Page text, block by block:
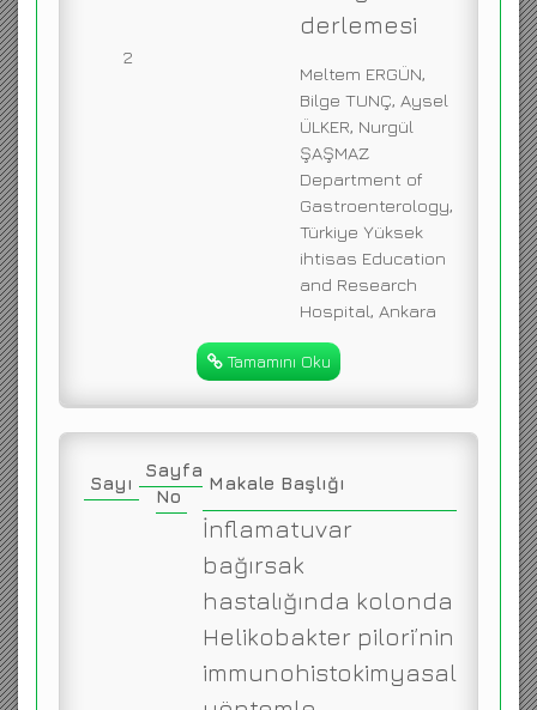
2
derlemesi
Meltem ERGÜN,
Bilge TUNÇ, Aysel
ÜLKER, Nurgül
ŞAŞMAZ
Department of
Gastroenterology,
Türkiye Yüksek
ihtisas Education
and Research
Hospital, Ankara
Tamamını Oku
Sayı
Sayfa
No
Makale Başlığı
İnflamatuvar
bağırsak
hastalığında kolonda
Helikobakter pilori’nin
immunohistokimyasal